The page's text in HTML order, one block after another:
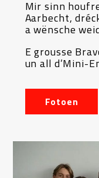
Mir sinn
Aarbecht,
a wënsche
E grousse
un all d’Mini-
Fotoen